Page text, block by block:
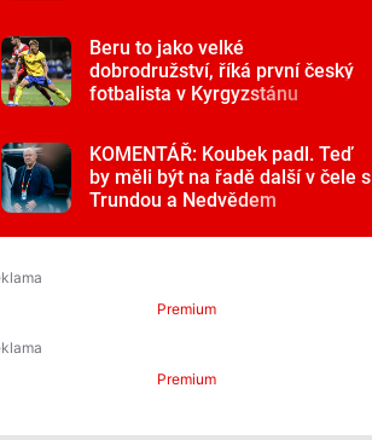
Beru to jako velké
dobrodružství, říká první český
fotbalista v Kyrgyzstánu
KOMENTÁŘ: Koubek padl. Teď
by měli být na řadě další v čele s
Trundou a Nedvědem
Premium
Premium